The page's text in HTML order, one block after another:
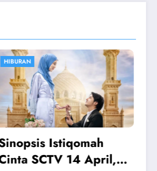
OLAHRAGA
Atalanta vs Juventus:
Boga Jadi Penentu,